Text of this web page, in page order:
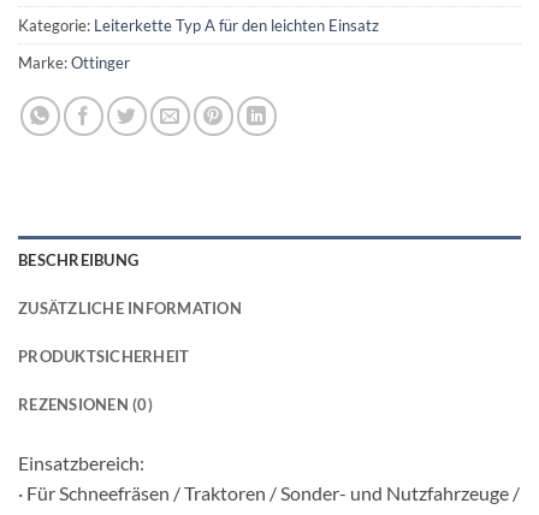
Kategorie: Leiterkette Typ A für den leichten Einsatz
Marke:Ottinger
BESCHREIBUNG
ZUSÄTZLICHE INFORMATION
PRODUKTSICHERHEIT
REZENSIONEN (0)
Einsatzbereich:
· Für Schneefräsen / Traktoren / Sonder- und Nutzfahrzeuge /